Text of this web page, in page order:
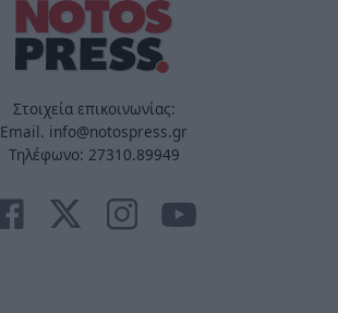
Στοιχεία επικοινωνίας:
Email. info@notospress.gr
Τηλέφωνο: 27310.89949